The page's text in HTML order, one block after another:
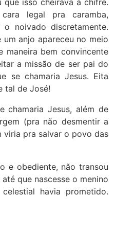
legal pra caramba,
o noivado discretamente.
um anjo apareceu no meio
maneira bem convincente
a missão de ser pai do
se chamaria Jesus. Eita
tal de José!
chamaria Jesus, além de
(pra não desmentir a
viria pra salvar o povo das
e obediente, não transou
que nascesse o menino
havia prometido.